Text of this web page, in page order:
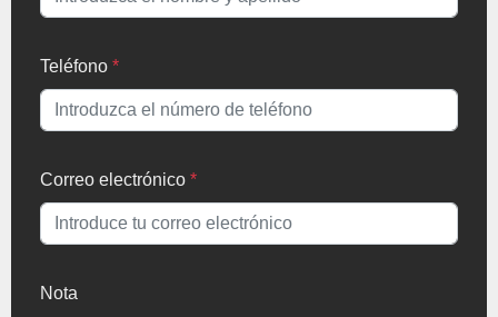
Teléfono *
Correo electrónico *
Nota